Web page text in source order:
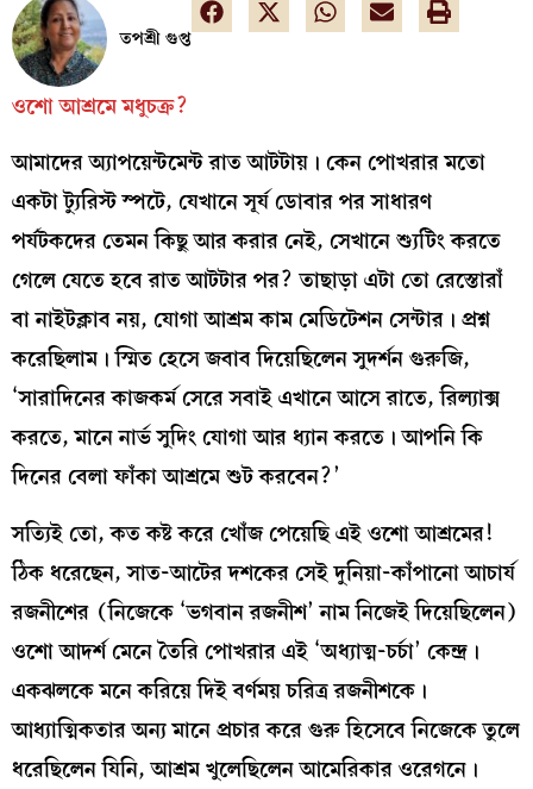
তপশ্রী গুপ্ত
ওশো আশ্রমে মধুচক্র?
আমাদের অ্যাপয়েন্টমেন্ট রাত আটটায়। কেন পোখরার মতো
একটা ট্যুরিস্ট স্পটে, যেখানে সূর্য ডোবার পর সাধারণ
পর্যটকদের তেমন কিছু আর করার নেই, সেখানে শ্যুটিং করতে
গেলে যেতে হবে রাত আটটার পর? তাছাড়া এটা তো রেস্তোরাঁ
বা নাইটক্লাব নয়, যোগা আশ্রম কাম মেডিটেশন সেন্টার। প্রশ্ন
করেছিলাম। স্মিত হেসে জবাব দিয়েছিলেন সুদর্শন গুরুজি,
‘সারাদিনের কাজকর্ম সেরে সবাই এখানে আসে রাতে, রিল্যাক্স
করতে, মানে নার্ভ সুদিং যোগা আর ধ্যান করতে। আপনি কি
দিনের বেলা ফাঁকা আশ্রমে শুট করবেন?’
সত্যিই তো, কত কষ্ট করে খোঁজ পেয়েছি এই ওশো আশ্রমের!
ঠিক ধরেছেন, সাত-আটের দশকের সেই দুনিয়া-কাঁপানো আচার্য
রজনীশের (নিজেকে ‘ভগবান রজনীশ’ নাম নিজেই দিয়েছিলেন)
ওশো আদর্শ মেনে তৈরি পোখরার এই ‘অধ্যাত্ম-চর্চা’ কেন্দ্র।
একঝলকে মনে করিয়ে দিই বর্ণময় চরিত্র রজনীশকে।
আধ্যাত্মিকতার অন্য মানে প্রচার করে গুরু হিসেবে নিজেকে তুলে
ধরেছিলেন যিনি, আশ্রম খুলেছিলেন আমেরিকার ওরেগনে।